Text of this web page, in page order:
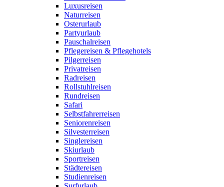
Luxusreisen
Naturreisen
Osterurlaub
Partyurlaub
Pauschalreisen
Pflegereisen & Pflegehotels
Pilgerreisen
Privatreisen
Radreisen
Rollstuhlreisen
Rundreisen
Safari
Selbstfahrerreisen
Seniorenreisen
Silvesterreisen
Singlereisen
Skiurlaub
Sportreisen
Städtereisen
Studienreisen